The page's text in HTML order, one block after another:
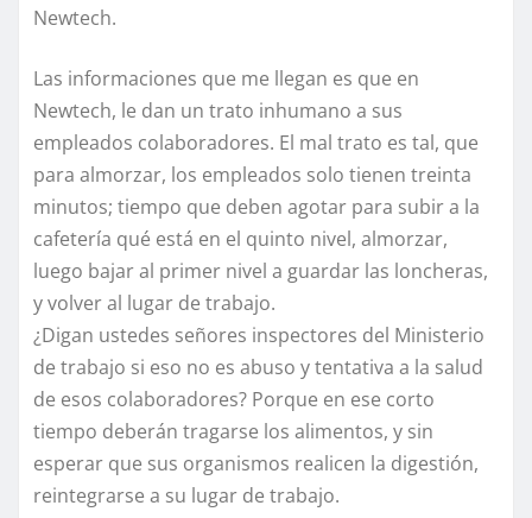
Newtech.
Las informaciones que me llegan es que en
Newtech, le dan un trato inhumano a sus
empleados colaboradores. El mal trato es tal, que
para almorzar, los empleados solo tienen treinta
minutos; tiempo que deben agotar para subir a la
cafetería qué está en el quinto nivel, almorzar,
luego bajar al primer nivel a guardar las loncheras,
y volver al lugar de trabajo.
¿Digan ustedes señores inspectores del Ministerio
de trabajo si eso no es abuso y tentativa a la salud
de esos colaboradores? Porque en ese corto
tiempo deberán tragarse los alimentos, y sin
esperar que sus organismos realicen la digestión,
reintegrarse a su lugar de trabajo.